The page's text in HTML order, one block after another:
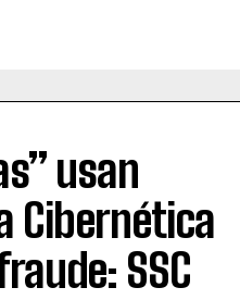
usan
Cibernética
SSC